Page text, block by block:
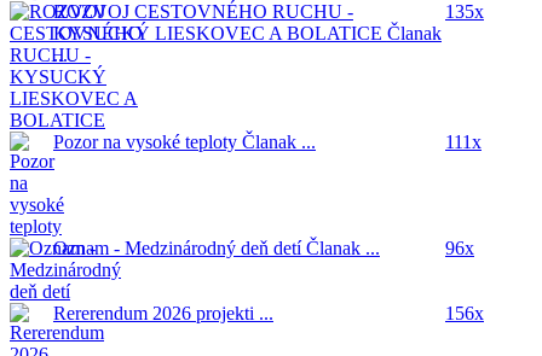
ROZVOJ CESTOVNÉHO RUCHU -
KYSUCKÝ LIESKOVEC A BOLATICE Članak
...
135x
Pozor na vysoké teploty Članak ... 111x
Oznam - Medzinárodný deň detíČlanak ... 96x
Rererendum 2026 projekti ... 156x